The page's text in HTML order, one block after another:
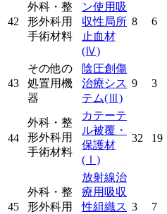
42
外科・整
形外科用
手術材料
ン使用吸
収性局所
止血材
(Ⅳ)
8 6
43
その他の
処置用機
器
陰圧創傷
治療シス
テム(Ⅲ)
9 3
44
外科・整
形外科用
手術材料
カテーテ
ル被覆・
保護材
(Ⅰ)
32 19
45
外科・整
形外科用
放射線治
療用吸収
性組織ス 3 7